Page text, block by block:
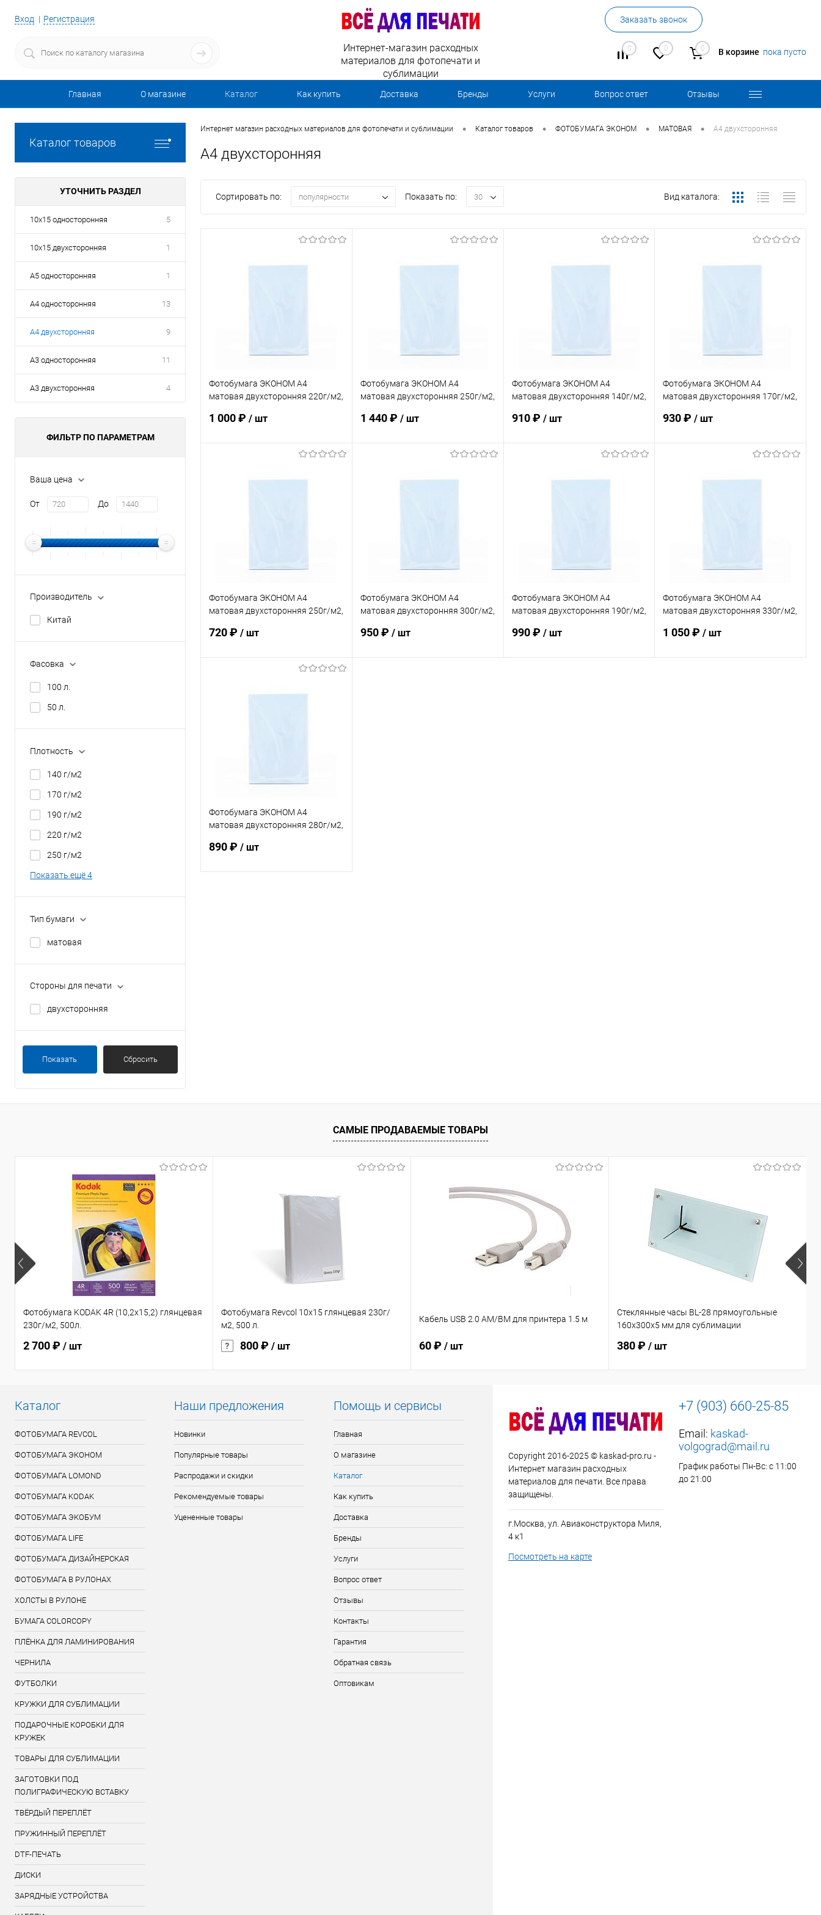
Вход Регистрация Заказать звонок
0 0 0 В корзине пока пусто
Интернет-магазин расходных
материалов для фотопечати и
сублимации
Главная О магазине Каталог Как купить Доставка Бренды Услуги Вопрос ответ Отзывы
Каталог товаров
УТОЧНИТЬ РАЗДЕЛ
10х15 односторонняя 5
10х15 двухсторонняя 1
А5 односторонняя 1
А4 односторонняя 13
А4 двухсторонняя 9
А3 односторонняя 11
А3 двухсторонняя 4
ФИЛЬТР ПО ПАРАМЕТРАМ
Ваша цена
От До
Производитель
Китай
Фасовка
100 л.
50 л.
Плотность
140 г/м2
170 г/м2
190 г/м2
220 г/м2
250 г/м2
Показать ещё 4
Тип бумаги
матовая
Стороны для печати
двухсторонняя
Показать Сбросить
Интернет магазин расходных материалов для фотопечати и сублимации • Каталог товаров • ФОТОБУМАГА ЭКОНОМ • МАТОВАЯ • А4 двухсторонняя
А4 двухсторонняя
Сортировать по: популярности Показать по: 30 Вид каталога:
Фотобумага ЭКОНОМ А4
матовая двухсторонняя 220г/м2,
1 000 ₽ / шт
Фотобумага ЭКОНОМ А4
матовая двухсторонняя 250г/м2,
1 440 ₽ / шт
Фотобумага ЭКОНОМ А4
матовая двухсторонняя 140г/м2,
910 ₽ / шт
Фотобумага ЭКОНОМ А4
матовая двухсторонняя 170г/м2,
930 ₽/ шт
Фотобумага ЭКОНОМ А4
матовая двухсторонняя 250г/м2,
720 ₽ / шт
Фотобумага ЭКОНОМ А4
матовая двухсторонняя 300г/м2,
950 ₽ / шт
Фотобумага ЭКОНОМ А4
матовая двухсторонняя 190г/м2,
990 ₽ / шт
Фотобумага ЭКОНОМ А4
матовая двухсторонняя 330г/м2,
1 050 ₽/ шт
Фотобумага ЭКОНОМ А4
матовая двухсторонняя 280г/м2,
890 ₽ / шт
САМЫЕ ПРОДАВАЕМЫЕ ТОВАРЫ
Фотобумага KODAK 4R (10,2х15,2) глянцевая
230г/м2, 500л.
2 700 ₽ / шт
Фотобумага Revcol 10х15 глянцевая 230г/
м2, 500 л.
800 ₽ / шт
Кабель USB 2.0 AM/BM для принтера 1.5 м
60 ₽ / шт
Стеклянные часы BL-28 прямоугольные
160х300х5 мм для сублимации
380 ₽ / шт
Каталог
ФОТОБУМАГА REVCOL
ФОТОБУМАГА ЭКОНОМ
ФОТОБУМАГА LOMOND
ФОТОБУМАГА KODAK
ФОТОБУМАГА ЭКОБУМ
ФОТОБУМАГА LIFE
ФОТОБУМАГА ДИЗАЙНЕРСКАЯ
ФОТОБУМАГА В РУЛОНАХ
ХОЛСТЫ В РУЛОНЕ
БУМАГА COLORCOPY
ПЛЁНКА ДЛЯ ЛАМИНИРОВАНИЯ
ЧЕРНИЛА
ФУТБОЛКИ
КРУЖКИ ДЛЯ СУБЛИМАЦИИ
ПОДАРОЧНЫЕ КОРОБКИ ДЛЯ
КРУЖЕК
ТОВАРЫ ДЛЯ СУБЛИМАЦИИ
ЗАГОТОВКИ ПОД
ПОЛИГРАФИЧЕСКУЮ ВСТАВКУ
ТВЁРДЫЙ ПЕРЕПЛЁТ
ПРУЖИННЫЙ ПЕРЕПЛЁТ
DTF-ПЕЧАТЬ
ДИСКИ
ЗАРЯДНЫЕ УСТРОЙСТВА
Наши предложения
Новинки
Популярные товары
Распродажи и скидки
Рекомендуемые товары
Уцененные товары
Помощь и сервисы
Главная
О магазине
Каталог
Как купить
Доставка
Бренды
Услуги
Вопрос ответ
Отзывы
Контакты
Гарантия
Обратная связь
Оптовикам
Copyright 2016-2025 © kaskad-pro.ru -
Интернет магазин расходных
материалов для печати. Все права
защищены.
г.Москва, ул. Авиаконструктора Миля,
4 к1
Посмотреть на карте
+7 (903) 660-25-85
Email: kaskad-
volgograd@mail.ru
График работы Пн-Вс: с 11:00
до 21:00